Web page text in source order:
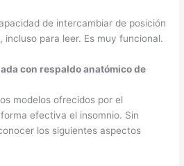
de intercambiar de posición
incluso para leer. Es muy funcional.
con respaldo anatómico de
modelos ofrecidos por el
efectiva el insomnio. Sin
los siguientes aspectos